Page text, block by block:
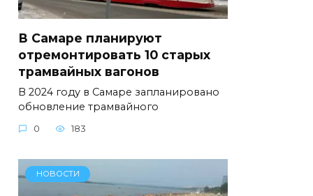
В Самаре планируют
отремонтировать 10 старых
трамвайных вагонов
В 2024 году в Самаре запланировано
обновление трамвайного
0 183
НОВОСТИ